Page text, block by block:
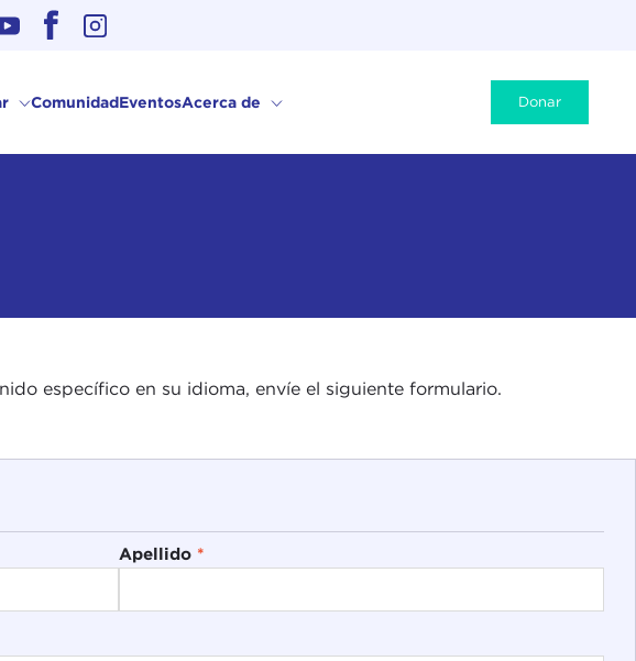
ComunidadEventosAcerca de Donar
específico en su idioma, envíe el siguiente formulario.
Apellido *